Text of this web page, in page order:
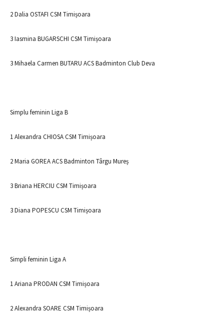
2 Dalia OSTAFI CSM Timișoara
3 Iasmina BUGARSCHI CSM Timișoara
3 Mihaela Carmen BUTARU ACS Badminton Club Deva
Simplu feminin Liga B
1 Alexandra CHIOSA CSM Timișoara
2 Maria GOREA ACS Badminton Târgu Mureș
3 Briana HERCIU CSM Timișoara
3 Diana POPESCU CSM Timișoara
Simpli feminin Liga A
1 Ariana PRODAN CSM Timișoara
2 Alexandra SOARE CSM Timișoara